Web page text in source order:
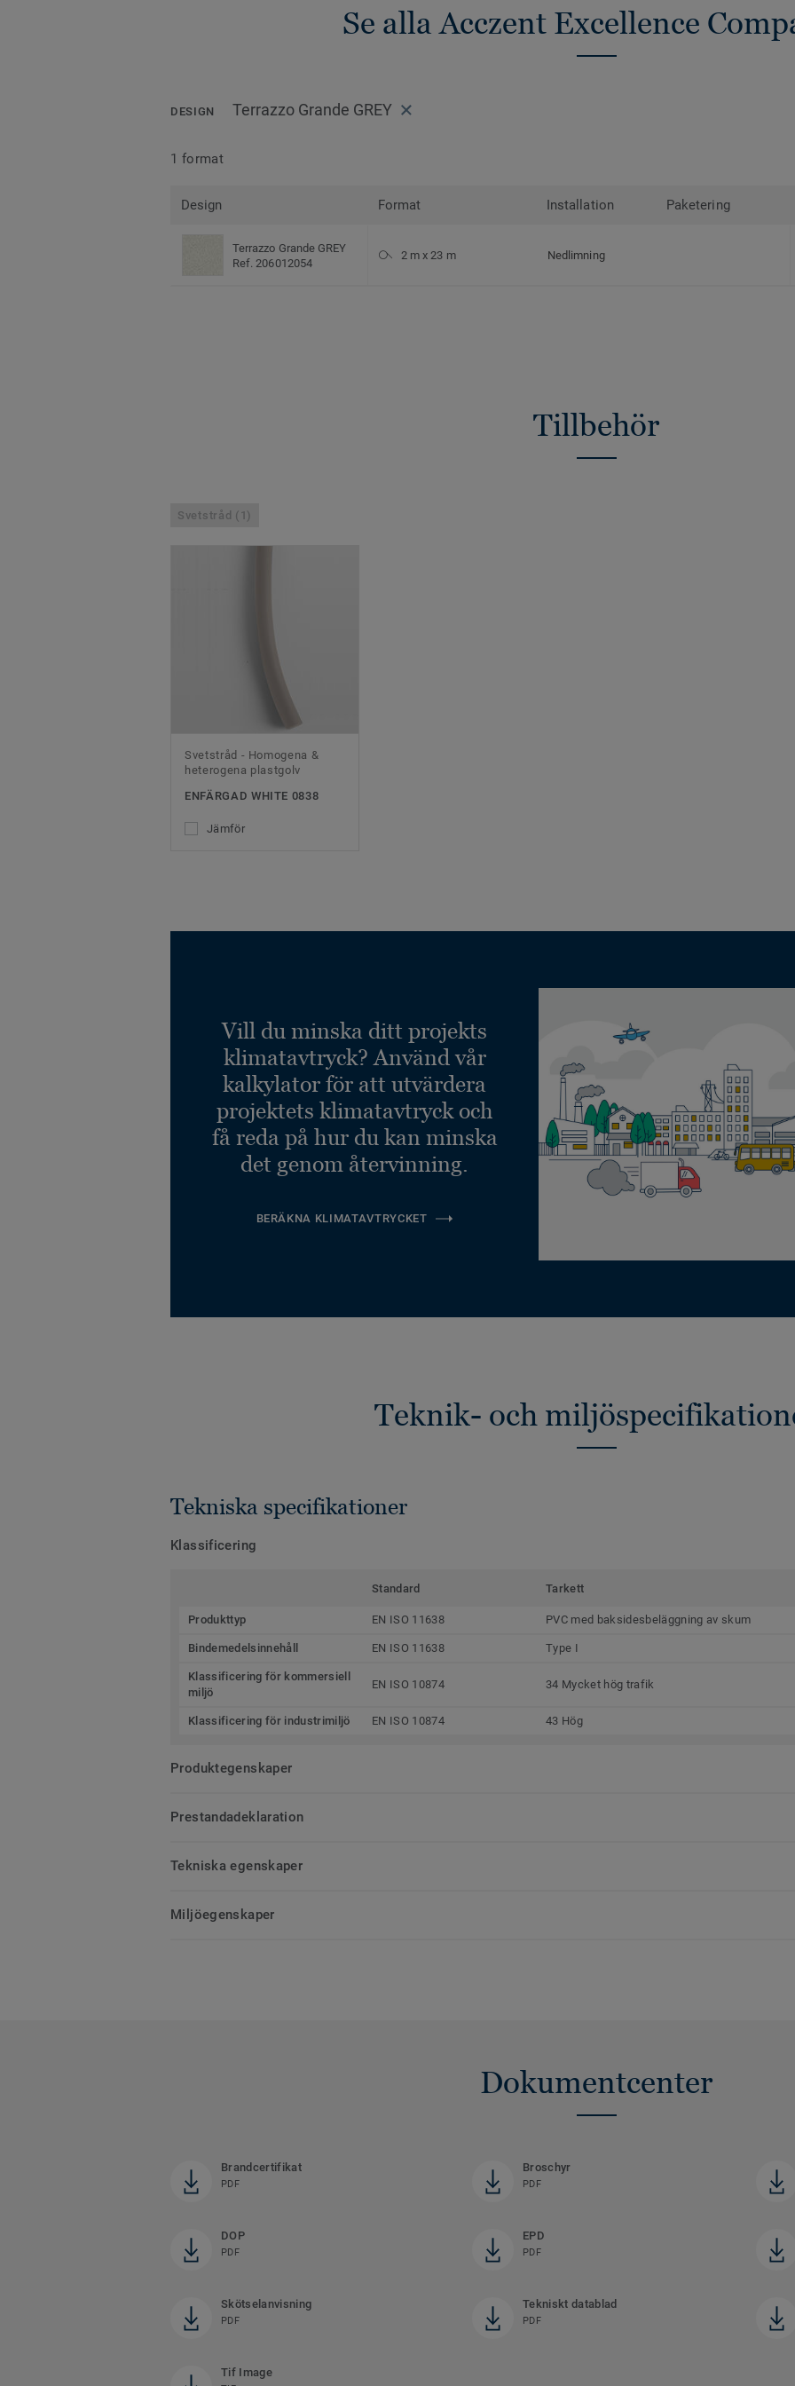
Se alla Acczent Excellence
DESIGN Terrazzo Grande GREY
1 format
Design Format Installation Paketering
Terrazzo Grande GREY
Ref. 206012054
2 m x 23 m Nedlimning
Tillbehör
Svetstråd (1)
Svetstråd - Homogena &
heterogena plastgolv
ENFÄRGAD WHITE 0838
Jämför
Vill du minska ditt projekts
klimatavtryck? Använd vår
kalkylator för att utvärdera
projektets klimatavtryck och
få reda på hur du kan minska
det genom återvinning.
BERÄKNA KLIMATAVTRYCKET
Teknik- och
Tekniska specifikationer
Klassificering
Standard Tarkett
Produkttyp EN ISO 11638 PVC med baksidesbeläggning av skum
Bindemedelsinnehåll EN ISO 11638 Type I
Klassificering för kommersiell
miljö
EN ISO 10874 34 Mycket hög trafik
Klassificering för industrimiljö EN ISO 10874 43 Hög
Produktegenskaper
Prestandadeklaration
Tekniska egenskaper
Miljöegenskaper
Dokumentcenter
Brandcertifikat
PDF
Broschyr
PDF
DOP
PDF
EPD
PDF
Skötselanvisning
PDF
Tekniskt datablad
PDF
Tif Image